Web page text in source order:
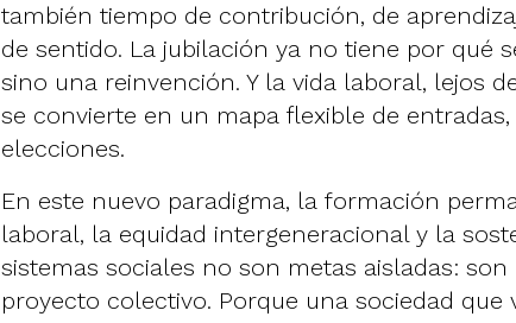
también tiempo de contribución, de
de sentido. La jubilación ya no tiene por qué
sino una reinvención. Y la vida laboral, lejos
se convierte en un mapa flexible de
elecciones.
En este nuevo paradigma, la formación
laboral, la equidad intergeneracional y la
sistemas sociales no son metas aisladas:
proyecto colectivo. Porque una sociedad que